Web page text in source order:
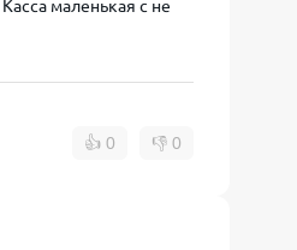
маленькая с не
👍 0 👎 0